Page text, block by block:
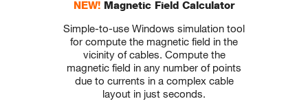
NEW! Magnetic Field Calculator
Simple-to-use Windows simulation tool
for compute the magnetic field in the
vicinity of cables. Compute the
magnetic field in any number of points
due to currents in a complex cable
layout in just seconds.